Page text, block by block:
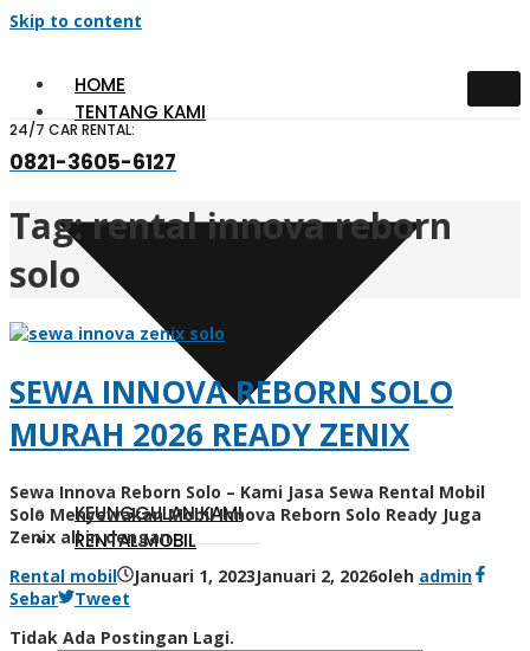
Skip to content
HOME
TENTANG KAMI
KEUNGGULAN KAMI
RENTAL MOBIL
24/7 CAR RENTAL:
0821-3605-6127
Tag:rental innova reborn
solo
SEWA INNOVA REBORN SOLO
MURAH 2026 READY ZENIX
Sewa Innova Reborn Solo – Kami Jasa Sewa Rental Mobil
Solo Menyewakan Mobil Innova Reborn Solo Ready Juga
Zenix all in dengan
Rental mobil
Januari 1, 2023Januari 2, 2026oleh admin
Sebar
Tweet
Tidak Ada Postingan Lagi.